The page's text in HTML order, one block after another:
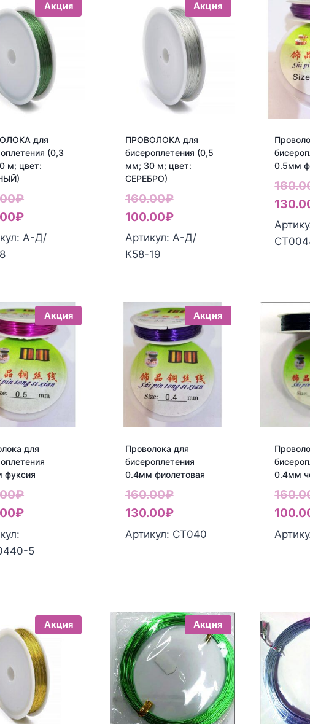
Акция
для
(0,3
м; цвет:
₽Первоначальная
цена
составляла
₽Текущая
цена:
А-Д/
Акция
ПРОВОЛОКА для
бисероплетения (0,5
мм; 30 м; цвет:
СЕРЕБРО)
160.00₽Первоначальная
цена
составляла
100.00₽Текущая
цена:
Артикул: А-Д/
К58-19
0.5мм
Акция
для
фуксия
₽Первоначальная
цена
160.00₽.
₽Текущая
130.00₽.
5
Акция
Проволока для
бисероплетения
0.4мм фиолетовая
160.00₽Первоначальная
цена
составляла
130.00₽Текущая
цена:
Артикул: СТ040
0.4мм
Акция Акция